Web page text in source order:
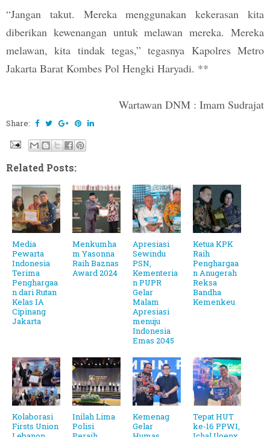
“Jangan takut. Mereka menggunakan kekerasan kita
diberikan kewenangan untuk melawan mereka. Mereka
melawan, kita tindak tegas,” tegasnya Kapolres Metro
Jakarta Barat Kombes Pol Hengki Haryadi. **
Wartawan DNM : Imam Sudrajat
Share:
Related Posts:
Media
Pewarta
Indonesia
Terima
Penghargaa
n dari Rutan
Kelas IA
Cipinang
Jakarta
Menkumha
m Yasonna
Raih Baznas
Award 2024
Apresiasi
Sewindu
PSN,
Kementeria
n PUPR
Gelar
Malam
Apresiasi
menuju
Indonesia
Emas 2045
Ketua KPK
Raih
Penghargaa
n Anugerah
Reksa
Bandha
Kemenkeu
Kolaborasi
Firsts Union
Inilah Lima
Polisi
Kemenag
Gelar
Tepat HUT
ke-16 PPWI,